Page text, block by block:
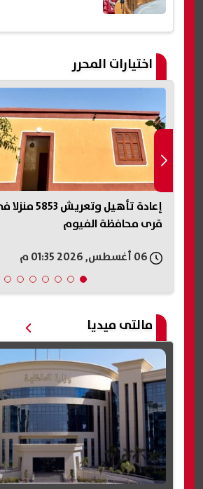
اختيارات المحرر
لرفع كفاءة سوق الدين.. ضوابط
جديدة لاصدار السندات وتعديل قواعد
مالتى ميديا